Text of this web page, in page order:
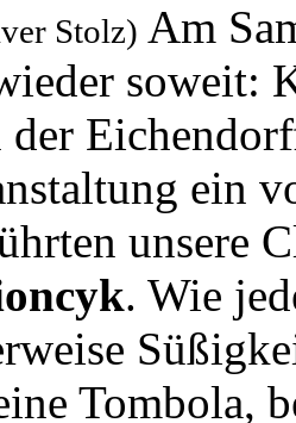
Stolz) Am
soweit:
ein
unsere
. Wie
Tombola,